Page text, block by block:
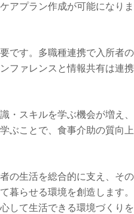
アプラン作成が可能になり
です。多職種連携で入所者
ファレンスと情報共有は連
・スキルを学ぶ機会が増え
ぶことで、食事介助の質向
の生活を総合的に支え、そ
暮らせる環境を創造します
して生活できる環境づくりを